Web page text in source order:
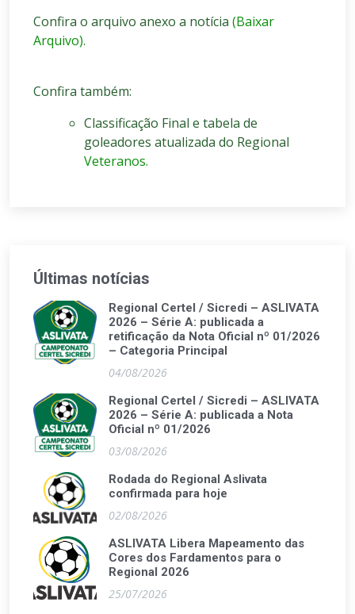
Confira o arquivo anexo a notícia (Baixar
Arquivo).
Confira também:
Classificação Final e tabela de
goleadores atualizada do Regional
Veteranos.
Últimas notícias
Regional Certel / Sicredi – ASLIVATA
2026 – Série A: publicada a
retificação da Nota Oficial nº 01/2026
– Categoria Principal
04/08/2026
Regional Certel / Sicredi – ASLIVATA
2026 – Série A: publicada a Nota
Oficial nº 01/2026
03/08/2026
Rodada do Regional Aslivata
confirmada para hoje
02/08/2026
ASLIVATA Libera Mapeamento das
Cores dos Fardamentos para o
Regional 2026
25/07/2026